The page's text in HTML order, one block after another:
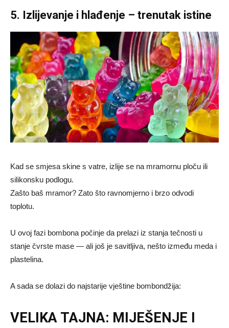
5. Izlijevanje i hlađenje – trenutak istine
Kad se smjesa skine s vatre, izlije se na mramornu ploču ili
silikonsku podlogu.
Zašto baš mramor? Zato što ravnomjerno i brzo odvodi
toplotu.
U ovoj fazi bombona počinje da prelazi iz stanja tečnosti u
stanje čvrste mase — ali još je savitljiva, nešto između meda i
plastelina.
A sada se dolazi do najstarije vještine bombondžija:
VELIKA TAJNA: MIJEŠENJE I